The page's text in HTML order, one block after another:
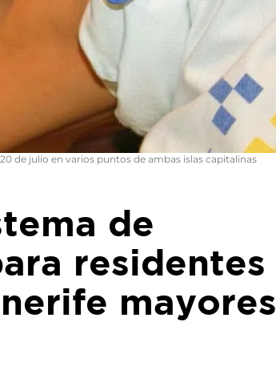
de julio en varios puntos de ambas islas capitalinas
de
residentes
mayores